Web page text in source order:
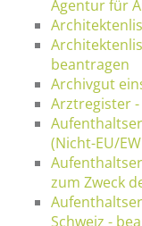
Agentur für
beantragen
Archivgut
Arztregister
(Nicht-EU/
zum Zweck
Schweiz -